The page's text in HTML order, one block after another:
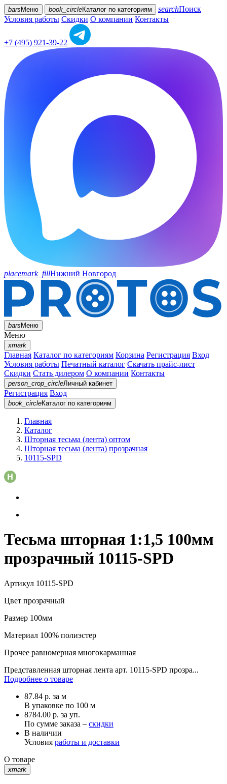
bars Меню book_circleКаталог по категориям searchПоиск
Условия работы Скидки О компании Контакты
+7 (495) 921-39-22
placemark_fillНижний Новгород
barsМеню
Меню
xmark
Главная Каталог по категориям Корзина Регистрация Вход
Условия работы Печатный каталог Скачать прайс-лист
Скидки Стать дилером О компании Контакты
person_crop_circleЛичный кабинет
Регистрация Вход
book_circleКаталог по категориям
Главная
Каталог
Шторная тесьма (лента) оптом
Шторная тесьма (лента) прозрачная
10115-SPD
Тесьма шторная 1:1,5 100мм
прозрачный 10115-SPD
Артикул 10115-SPD
Цвет прозрачный
Размер 100мм
Материал 100% полиэстер
Прочее равномерная многокарманная
Представленная шторная лента арт. 10115-SPD прозра...
Подробнее о товаре
87.84 р. за м
В упаковке по 100 м
8784.00 р. за уп.
По сумме заказа – скидки
В наличии
Условия работы и доставки
О товаре
xmark